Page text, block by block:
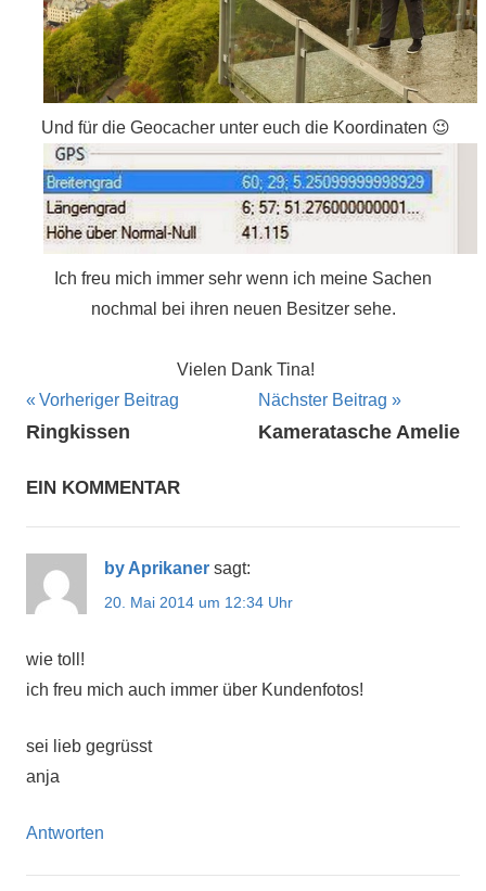
Und für die Geocacher unter euch die Koordinaten 😉
Ich freu mich immer sehr wenn ich meine Sachen
nochmal bei ihren neuen Besitzer sehe.
Vielen Dank Tina!
Beitragsnavigation
Vorheriger Beitrag
Ringkissen
Nächster Beitrag
Kameratasche Amelie
EIN KOMMENTAR
by Aprikaner sagt:
20. Mai 2014 um 12:34 Uhr
wie toll!
ich freu mich auch immer über Kundenfotos!
sei lieb gegrüsst
anja
Antworten